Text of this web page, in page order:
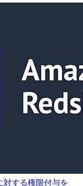
対する権限付与を